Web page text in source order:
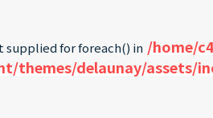
supplied for foreach() in /home/
themes/delaunay/assets/